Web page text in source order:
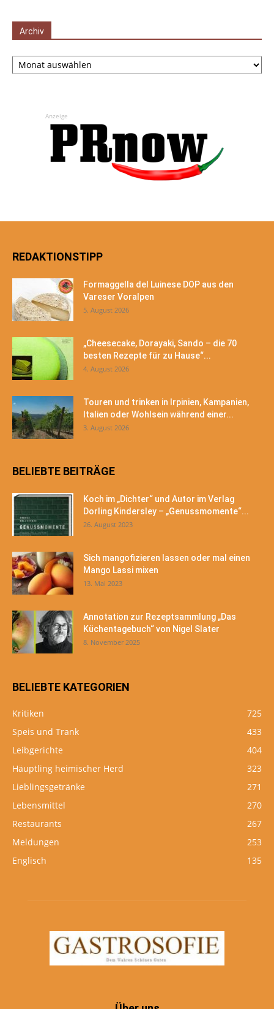
Archiv
Archiv
Anzeige
REDAKTIONSTIPP
Formaggella del Luinese DOP aus den
Vareser Voralpen
5. August 2026
„Cheesecake, Dorayaki, Sando – die 70
besten Rezepte für zu Hause“...
4. August 2026
Touren und trinken in Irpinien, Kampanien,
Italien oder Wohlsein während einer...
3. August 2026
BELIEBTE BEITRÄGE
Koch im „Dichter“ und Autor im Verlag
Dorling Kindersley – „Genussmomente“...
26. August 2023
Sich mangofizieren lassen oder mal einen
Mango Lassi mixen
13. Mai 2023
Annotation zur Rezeptsammlung „Das
Küchentagebuch“ von Nigel Slater
8. November 2025
BELIEBTE KATEGORIEN
Kritiken
725
Speis und Trank
433
Leibgerichte
404
Häuptling heimischer Herd
323
Lieblingsgetränke
271
Lebensmittel
270
Restaurants
267
Meldungen
253
Englisch
135